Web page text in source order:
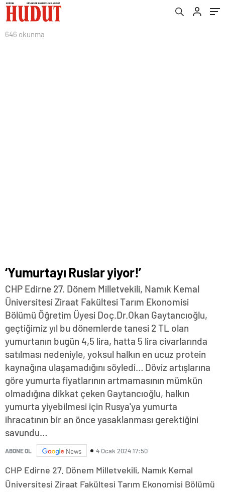
646 okunma
‘Yumurtayı Ruslar yiyor!’
CHP Edirne 27. Dönem Milletvekili, Namık Kemal
Üniversitesi Ziraat Fakültesi Tarım Ekonomisi
Bölümü Öğretim Üyesi Doç.Dr.Okan Gaytancıoğlu,
geçtiğimiz yıl bu dönemlerde tanesi 2 TL olan
yumurtanın bugün 4,5 lira, hatta 5 lira civarlarında
satılması nedeniyle, yoksul halkın en ucuz protein
kaynağına ulaşamadığını söyledi… Döviz artışlarına
göre yumurta fiyatlarının artmamasının mümkün
olmadığına dikkat çeken Gaytancıoğlu, halkın
yumurta yiyebilmesi için Rusya'ya yumurta
ihracatının bir an önce yasaklanması gerektiğini
savundu…
ABONE OL News 4 Ocak 2024 17:50
CHP Edirne 27. Dönem Milletvekili, Namık Kemal
Üniversitesi Ziraat Fakültesi Tarım Ekonomisi Bölümü